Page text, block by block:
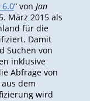
“ von Jan
März 2015 als
für die
Damit
Suchen von
inklusive
Abfrage von
dem
wird